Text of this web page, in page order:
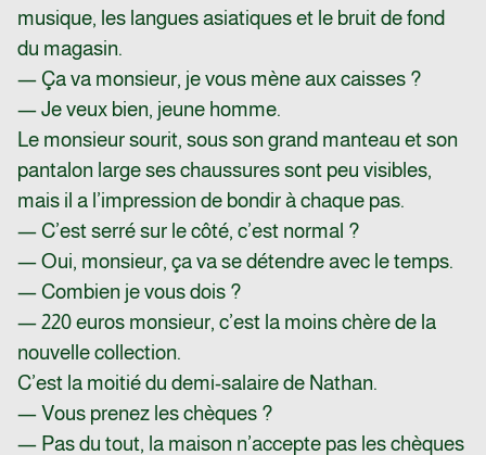
musique, les langues asiatiques et le bruit de fond
du magasin.
— Ça va monsieur, je vous mène aux caisses ?
— Je veux bien, jeune homme.
Le monsieur sourit, sous son grand manteau et son
pantalon large ses chaussures sont peu visibles,
mais il a l’impression de bondir à chaque pas.
— C’est serré sur le côté, c’est normal ?
— Oui, monsieur, ça va se détendre avec le temps.
— Combien je vous dois ?
— 220 euros monsieur, c’est la moins chère de la
nouvelle collection.
C’est la moitié du demi-salaire de Nathan.
— Vous prenez les chèques ?
— Pas du tout, la maison n’accepte pas les chèques